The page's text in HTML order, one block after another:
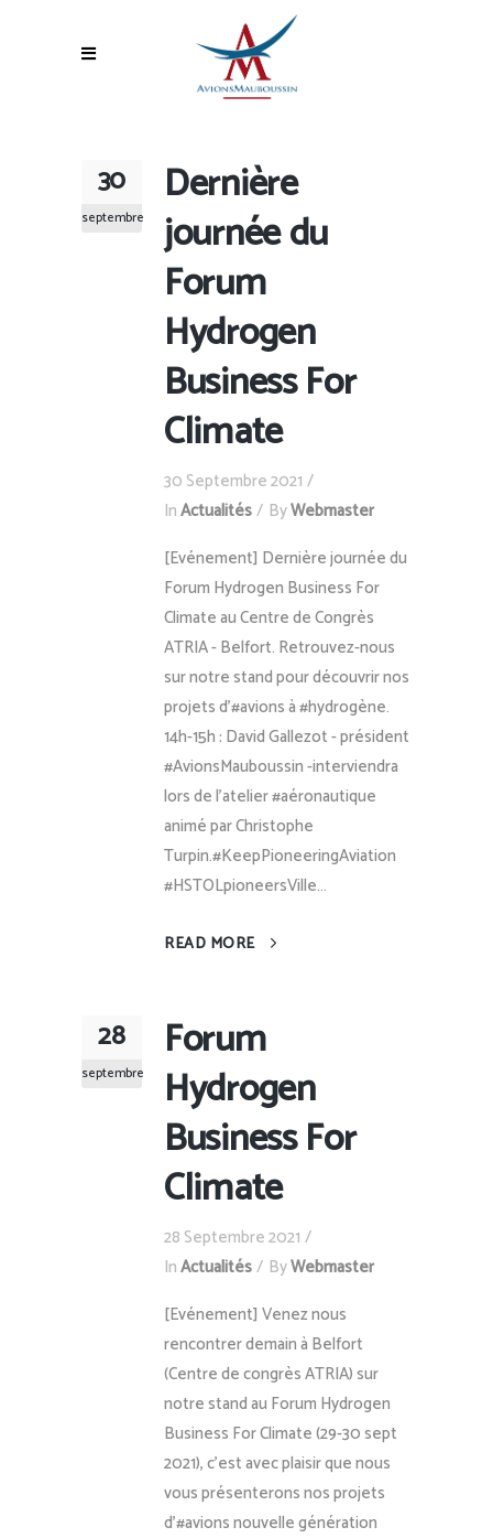
30
septembre
Dernière
journée du
Forum
Hydrogen
Business For
Climate
30 Septembre 2021
InActualités ByWebmaster
[Evénement] Dernière journée du
Forum Hydrogen Business For
Climate au Centre de Congrès
ATRIA - Belfort. Retrouvez-nous
sur notre stand pour découvrir nos
projets d'#avions à #hydrogène.
14h-15h : David Gallezot - président
#AvionsMauboussin -interviendra
lors de l'atelier #aéronautique
animé par Christophe
Turpin.#KeepPioneeringAviation
#HSTOLpioneersVille...
READ MORE
28
septembre
Forum
Hydrogen
Business For
Climate
28 Septembre 2021
InActualités ByWebmaster
[Evénement] Venez nous
rencontrer demain à Belfort
(Centre de congrès ATRIA) sur
notre stand au Forum Hydrogen
Business For Climate (29-30 sept
2021), c'est avec plaisir que nous
vous présenterons nos projets
d'#avions nouvelle génération